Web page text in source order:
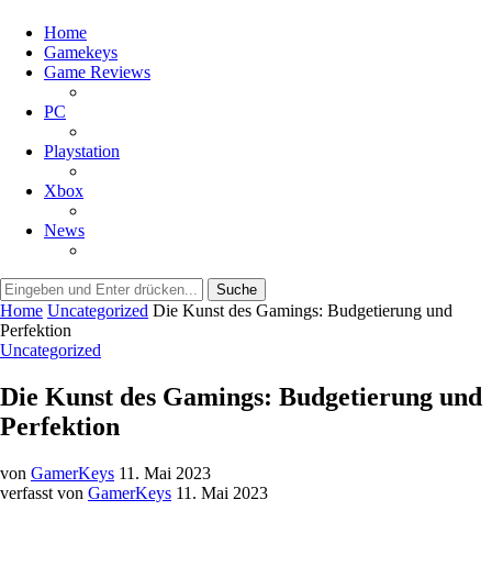
Home
Gamekeys
Game Reviews
PC
Playstation
Xbox
News
Suche
Home Uncategorized Die Kunst des Gamings: Budgetierung und
Perfektion
Uncategorized
Die Kunst des Gamings: Budgetierung und
Perfektion
von GamerKeys 11. Mai 2023
verfasst von GamerKeys 11. Mai 2023